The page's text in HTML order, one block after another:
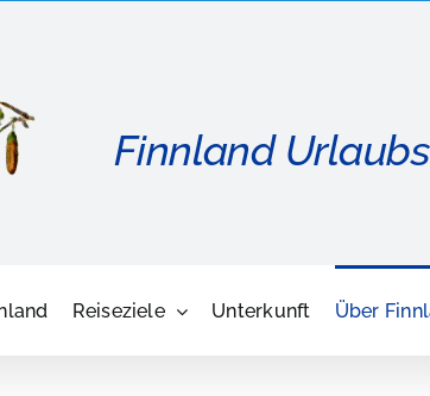
Finnland
Reiseziele Unterkunft Über